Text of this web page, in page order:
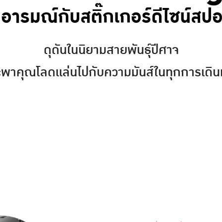
อารมณ์กับสติ๊กเกอร์ดีไซน์สป
ดุดันในนิยามสายพันธุ์ปีศาจ
าคุณโลดเเล่นไปกับความมันส์ในทุกการเดิ